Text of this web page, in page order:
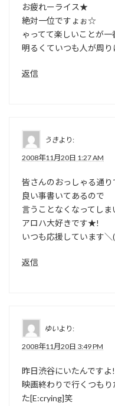
お疲れーライス★
絶対一位ですょぉ☆
ゃってて楽しいことが一
明るくていつも人が周
返信
うきより:
2008年11月20日 1:27 AM
皆さんのおっしゃる通
良い事書いてあるので
言うことなくなってし
アロハ大好きです★!
いつも応援しています
返信
ゆいより:
2008年11月20日 3:49 PM
昨日渋谷にいたんですよ
映画終わりで行くつも
た[E:crying]笑